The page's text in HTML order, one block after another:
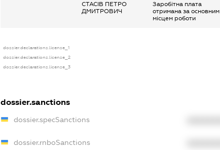
СТАСІВ ПЕТРО
ДМИТРОВИЧ
Заробітна плата
отримана за основним
місцем роботи
dossier.declarations.license_1
dossier.declarations.license_2
dossier.declarations.license_3
dossier.sanctions
dossier.specSanctions
dossier.rnboSanctions